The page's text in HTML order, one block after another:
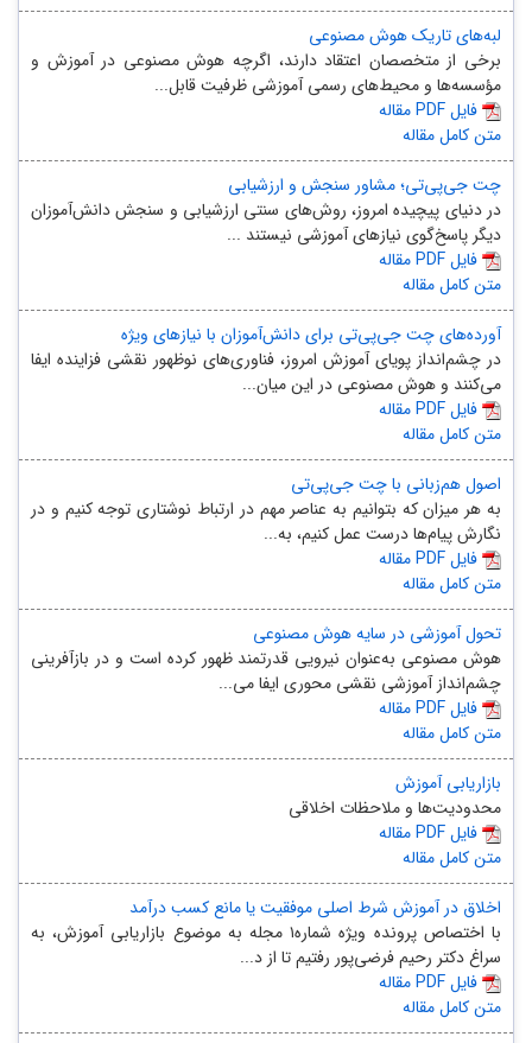
لبه‌های تاریک هوش مصنوعی
برخی از متخصصان اعتقاد دارند، اگرچه هوش مصنوعی در آموزش و
مؤسسه‌ها و محیط‌های رسمی آموزشی ظرفیت قابل...
مقاله PDF فایل
متن کامل مقاله
چت جی‌پی‌تی؛ مشاور سنجش و ارزشیابی
در دنیای پیچیده امروز، روش‌های سنتی ارزشیابی و سنجش دانش‌آموزان
دیگر پاسخ‌گوی نیازهای آموزشی نیستند ...
مقاله PDF فایل
متن کامل مقاله
آورده‌های چت جی‌پی‌تی برای دانش‌آموزان با نیازهای ویژه
در چشم‌انداز پویای آموزش امروز، فناوری‌های نوظهور نقشی فزاینده ایفا
می‌کنند و هوش مصنوعی در این میان...
مقاله PDF فایل
متن کامل مقاله
اصول هم‌زبانی با چت جی‌پی‌تی
به هر میزان که بتوانیم به عناصر مهم در ارتباط نوشتاری توجه کنیم و در
نگارش پیام‌ها درست عمل کنیم، به...
مقاله PDF فایل
متن کامل مقاله
تحول آموزشی در سایه هوش مصنوعی
هوش مصنوعی به‌عنوان نیرویی قدرتمند ظهور کرده است و در بازآفرینی
چشم‌انداز آموزشی نقشی محوری ایفا می‌...
مقاله PDF فایل
متن کامل مقاله
بازاریابی آموزش
محدودیت‌ها و ملاحظات اخلاقی
مقاله PDF فایل
متن کامل مقاله
اخلاق در آموزش شرط اصلی موفقیت یا مانع کسب درآمد
با اختصاص پرونده ویژه شماره۱ مجله به موضوع بازاریابی آموزش، به
سراغ دکتر رحیم فرضی‌پور رفتیم تا از د...
مقاله PDF فایل
متن کامل مقاله